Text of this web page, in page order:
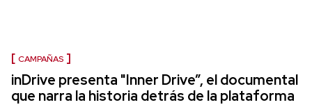
CAMPAÑAS
inDrive presenta "Inner Drive”, el documental
que narra la historia detrás de la plataforma